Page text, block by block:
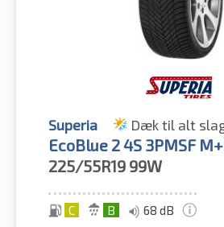
Superia Dæk til alt
EcoBlue 2 4S 3PMSF
225/55R19 99W
C B 68 dB